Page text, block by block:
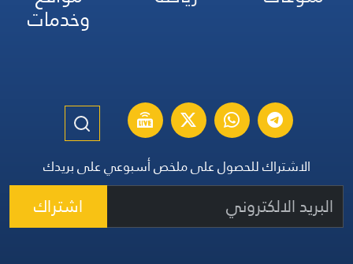
وخدمات
الاشتراك للحصول على ملخص أسبوعي على بريدك
اشتراك